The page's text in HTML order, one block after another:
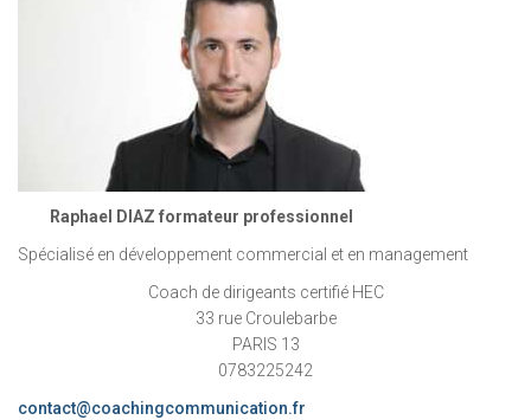
Raphael DIAZ formateur professionnel
Spécialisé en développement commercial et en management
Coach de dirigeants certifié HEC
33 rue Croulebarbe
PARIS 13
0783225242
contact@coachingcommunication.fr